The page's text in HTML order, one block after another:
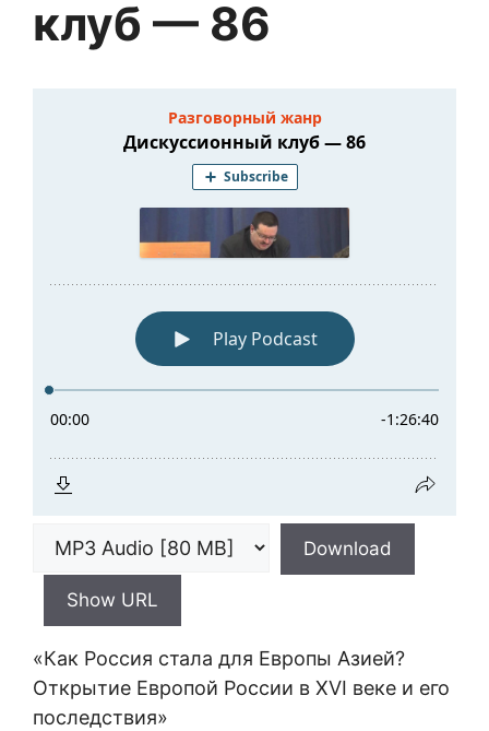
клуб — 86
Download
Show URL
«Как Россия стала для Европы Азией?
Открытие Европой России в XVI веке и его
последствия»